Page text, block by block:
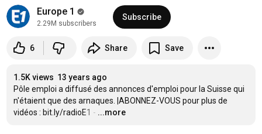
Europe 1
2.29M subscribers
Subscribe
6 Share Save
1.5K views 13 years ago
Pôle emploi a diffusé des annonces d'emploi pour la Suisse qui
n'étaient que des arnaques. |ABONNEZ-VOUS pour plus de
vidéos : bit.ly/radioE1 - …
...more